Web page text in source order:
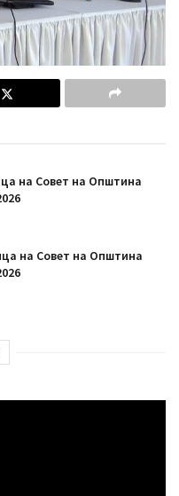
на Совет на Општина
на Совет на Општина